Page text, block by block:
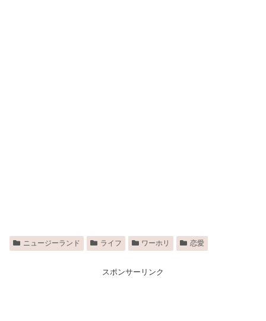
ニュージーランド ライフ ワーホリ 恋愛
スポンサーリンク